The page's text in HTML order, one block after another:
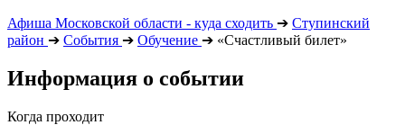
Афиша Московской области - куда сходить ➔ Ступинский
район ➔ События ➔ Обучение ➔ «Счастливый билет»
Информация о событии
Когда проходит